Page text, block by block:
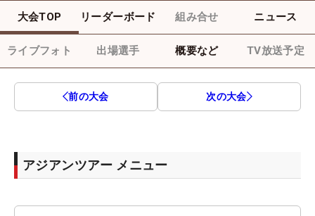
大会TOP リーダーボード 組み合せ ニュース
ライブフォト 出場選手 概要など TV放送予定
前の大会 次の大会
アジアンツアー メニュー